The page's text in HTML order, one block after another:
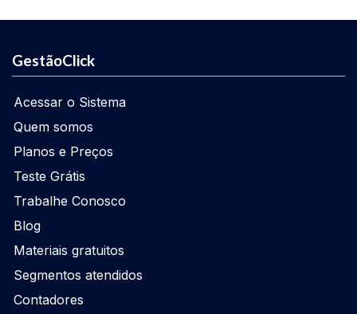
GestãoClick
Acessar o Sistema
Quem somos
Planos e Preços
Teste Grátis
Trabalhe Conosco
Blog
Materiais gratuitos
Segmentos atendidos
Contadores